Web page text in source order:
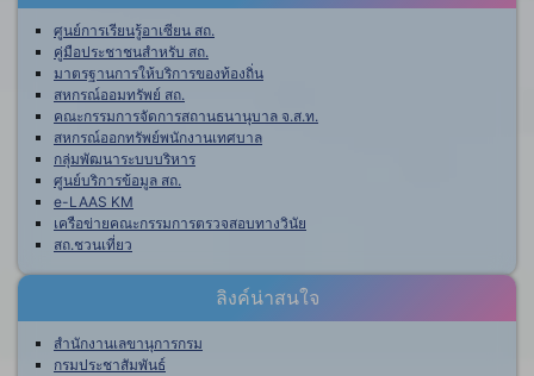
ศูนย์การเรียนรู้อาเซียน สถ.
คู่มือประชาชนสำหรับ สถ.
มาตรฐานการให้บริการของท้องถิ่น
สหกรณ์ออมทรัพย์ สถ.
คณะกรรมการจัดการสถานธนานุบาล จ.ส.ท.
สหกรณ์ออกทรัพย์พนักงานเทศบาล
กลุ่มพัฒนาระบบบริหาร
ศูนย์บริการข้อมูล สถ.
e-LAAS KM
เครือข่ายคณะกรรมการตรวจสอบทางวินัย
สถ.ชวนเที่ยว
ลิงค์น่าสนใจ
สำนักงานเลขานุการกรม
กรมประชาสัมพันธ์